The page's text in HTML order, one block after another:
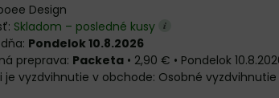
Design
Skladom – posledné kusy
Pondelok 10.8.2026
Packeta • 2,90 € • Pondelok
Osobné